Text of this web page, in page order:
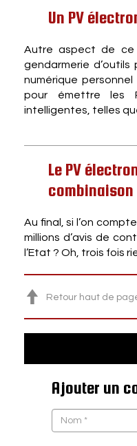
Un PV
Autre aspect de ce
gendarmerie d’outils
numérique
pour émettre les
intelligentes, telles
Le PV
combinaison
Au final, si l’on
millions d’avis de
l’Etat ? Oh, trois fois
Retour haut de
Ajouter un